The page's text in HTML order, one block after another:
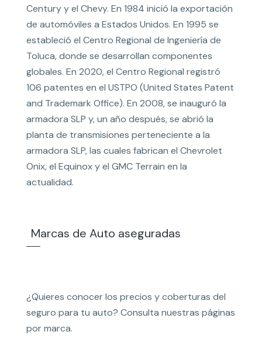
Century y el Chevy. En 1984 inició la exportación
de automóviles a Estados Unidos. En 1995 se
estableció el Centro Regional de Ingeniería de
Toluca, donde se desarrollan componentes
globales. En 2020, el Centro Regional registró
106 patentes en el USTPO (United States Patent
and Trademark Office). En 2008, se inauguró la
armadora SLP y, un año después, se abrió la
planta de transmisiones perteneciente a la
armadora SLP, las cuales fabrican el Chevrolet
Onix, el Equinox y el GMC Terrain en la
actualidad.
Marcas de Auto aseguradas
¿Quieres conocer los precios y coberturas del
seguro para tu auto? Consulta nuestras páginas
por marca.